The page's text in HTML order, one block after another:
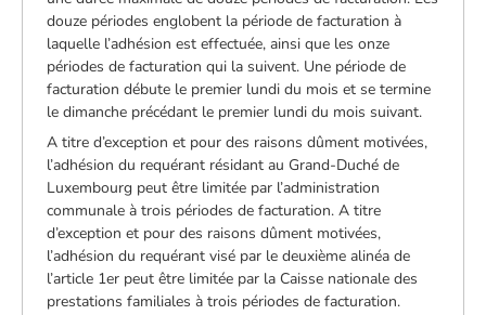
douze périodes englobent la période de facturation à
laquelle l’adhésion est effectuée, ainsi que les onze
périodes de facturation qui la suivent. Une période de
facturation débute le premier lundi du mois et se termine
le dimanche précédant le premier lundi du mois suivant.
A titre d’exception et pour des raisons dûment motivées,
l’adhésion du requérant résidant au Grand-Duché de
Luxembourg peut être limitée par l’administration
communale à trois périodes de facturation. A titre
d’exception et pour des raisons dûment motivées,
l’adhésion du requérant visé par le deuxième alinéa de
l’article 1er peut être limitée par la Caisse nationale des
prestations familiales à trois périodes de facturation.